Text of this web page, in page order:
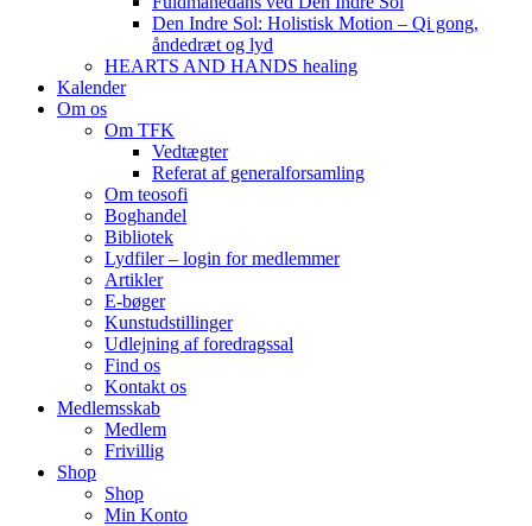
Den Indre Sol: Holistisk Motion – Qi gong,
åndedræt og lyd
HEARTS AND HANDS healing
Kalender
Om os
Om TFK
Vedtægter
Referat af generalforsamling
Om teosofi
Boghandel
Bibliotek
Lydfiler – login for medlemmer
Artikler
E-bøger
Kunstudstillinger
Udlejning af foredragssal
Find os
Kontakt os
Medlemsskab
Medlem
Frivillig
Shop
Shop
Min Konto